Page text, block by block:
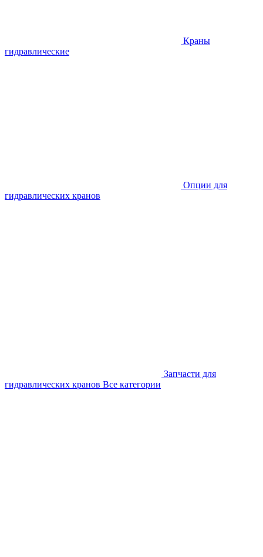
Краны
гидравлические
Опции для
гидравлических кранов
Запчасти для
гидравлических кранов Все категории